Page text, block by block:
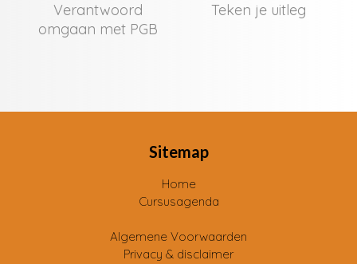
Verantwoord
omgaan met PGB
Teken je uitleg
Sitemap
Home
Cursusagenda
Algemene Voorwaarden
Privacy & disclaimer